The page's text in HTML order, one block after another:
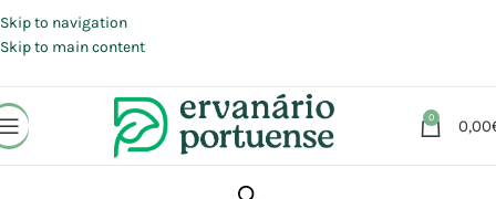
Skip to navigation
Skip to main content
0 0,00